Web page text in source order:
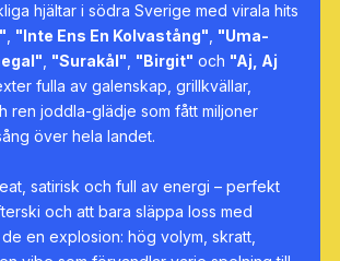
hjältar i södra Sverige med virala hits
"Inte Ens En Kolvastång" "Uma-
"Surakål" "Birgit" och "Aj, Aj
fulla av galenskap, grillkvällar,
ren joddla-glädje som fått miljoner
över hela landet.
satirisk och full av energi – perfekt
och att bara släppa loss med
en explosion: hög volym, skratt,